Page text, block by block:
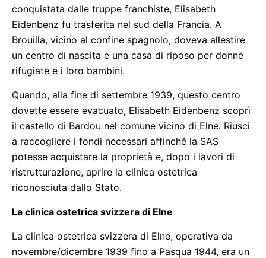
conquistata dalle truppe franchiste, Elisabeth
Eidenbenz fu trasferita nel sud della Francia. A
Brouilla, vicino al confine spagnolo, doveva allestire
un centro di nascita e una casa di riposo per donne
rifugiate e i loro bambini.
Quando, alla fine di settembre 1939, questo centro
dovette essere evacuato, Elisabeth Eidenbenz scoprì
il castello di Bardou nel comune vicino di Elne. Riuscì
a raccogliere i fondi necessari affinché la SAS
potesse acquistare la proprietà e, dopo i lavori di
ristrutturazione, aprire la clinica ostetrica
riconosciuta dallo Stato.
La clinica ostetrica svizzera di Elne
La clinica ostetrica svizzera di Elne, operativa da
novembre/dicembre 1939 fino a Pasqua 1944, era un